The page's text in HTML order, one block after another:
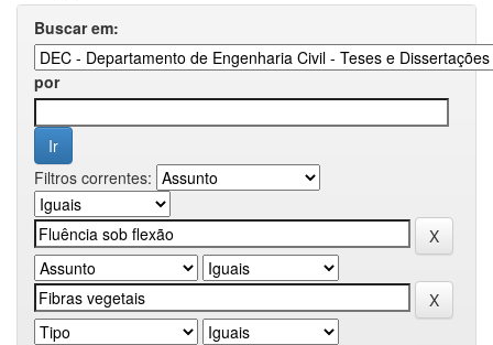
Buscar em:
por
Filtros correntes: